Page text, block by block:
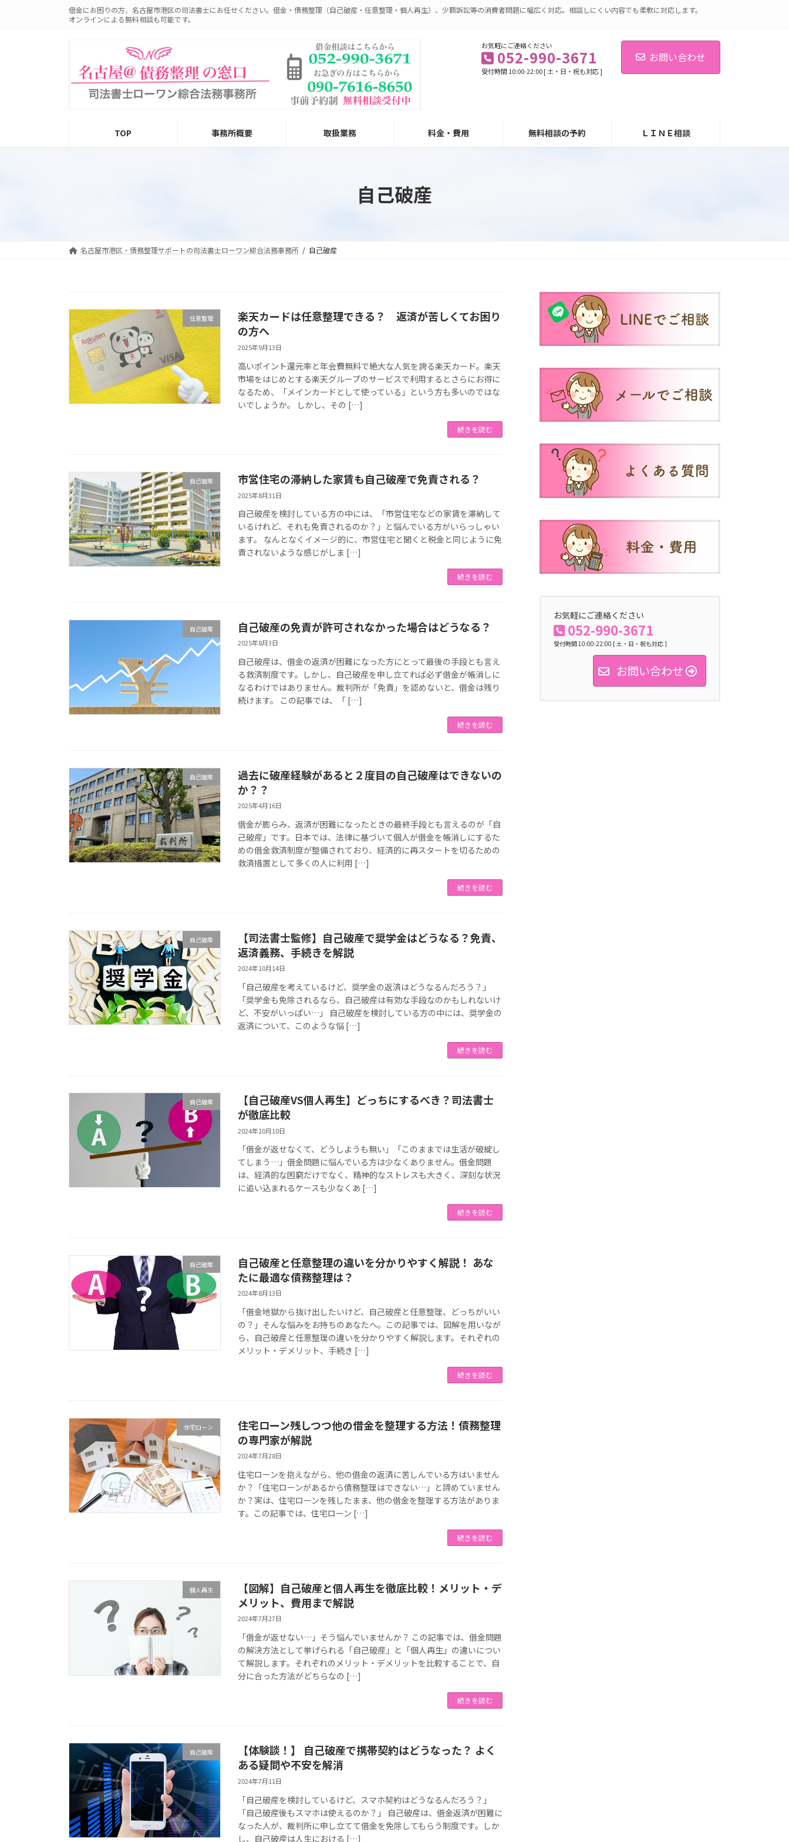
借金にお困りの方、名古屋市港区の司法書士にお任せください。借金・債務整理（自己破産・任意整理・個人再生）、少額訴訟等の消費者問題に幅広く対応。相談しにくい内容でも柔軟に対応します。
オンラインによる無料相談も可能です。
お気軽にご連絡ください
052-990-3671
受付時間 10:00-22:00 [ 土・日・祝も対応 ]
お問い合わせ
TOP 事務所概要 取扱業務 料金・費用 無料相談の予約 ＬＩＮＥ相談
自己破産
名古屋市港区・債務整理サポートの司法書士ローワン綜合法務事務所 自己破産
任意整理
楽天カードは任意整理できる？ 返済が苦しくてお困り
の方へ
2025年9月13日
高いポイント還元率と年会費無料で絶大な人気を誇る楽天カード。楽天
市場をはじめとする楽天グループのサービスで利用するとさらにお得に
なるため、「メインカードとして使っている」という方も多いのではな
いでしょうか。 しかし、その […]
続きを読む
自己破産 市営住宅の滞納した家賃も自己破産で免責される？
2025年8月31日
自己破産を検討している方の中には、「市営住宅などの家賃を滞納して
いるけれど、それも免責されるのか？」と悩んでいる方がいらっしゃい
ます。 なんとなくイメージ的に、市営住宅と聞くと税金と同じように免
責されないような感じがしま […]
続きを読む
自己破産 自己破産の免責が許可されなかった場合はどうなる？
2025年8月3日
自己破産は、借金の返済が困難になった方にとって最後の手段とも言え
る救済制度です。しかし、自己破産を申し立てれば必ず借金が帳消しに
なるわけではありません。裁判所が「免責」を認めないと、借金は残り
続けます。 この記事では、「 […]
続きを読む
自己破産
過去に破産経験があると２度目の自己破産はできないの
か？？
2025年4月16日
借金が膨らみ、返済が困難になったときの最終手段とも言えるのが「自
己破産」です。日本では、法律に基づいて個人が借金を帳消しにするた
めの借金救済制度が整備されており、経済的に再スタートを切るための
救済措置として多くの人に利用 […]
続きを読む
自己破産
【司法書士監修】自己破産で奨学金はどうなる？免責、
返済義務、手続きを解説
2024年10月14日
「自己破産を考えているけど、奨学金の返済はどうなるんだろう？」
「奨学金も免除されるなら、自己破産は有効な手段なのかもしれないけ
ど、不安がいっぱい…」 自己破産を検討している方の中には、奨学金の
返済について、このような悩 […]
続きを読む
自己破産
【自己破産VS個人再生】どっちにするべき？司法書士
が徹底比較
2024年10月10日
「借金が返せなくて、どうしようも無い」「このままでは生活が破綻し
てしまう…」借金問題に悩んでいる方は少なくありません。借金問題
は、経済的な困窮だけでなく、精神的なストレスも大きく、深刻な状況
に追い込まれるケースも少なくあ […]
続きを読む
自己破産
自己破産と任意整理の違いを分かりやすく解説！ あな
たに最適な債務整理は？
2024年8月13日
「借金地獄から抜け出したいけど、自己破産と任意整理、どっちがいい
の？」そんな悩みをお持ちのあなたへ。この記事では、図解を用いなが
ら、自己破産と任意整理の違いを分かりやすく解説します。それぞれの
メリット・デメリット、手続き […]
続きを読む
住宅ローン
住宅ローン残しつつ他の借金を整理する方法！債務整理
の専門家が解説
2024年7月28日
住宅ローンを抱えながら、他の借金の返済に苦しんでいる方はいません
か？「住宅ローンがあるから債務整理はできない…」と諦めていません
か？実は、住宅ローンを残したまま、他の借金を整理する方法がありま
す。この記事では、住宅ローン […]
続きを読む
個人再生
【図解】自己破産と個人再生を徹底比較！メリット・デ
メリット、費用まで解説
2024年7月27日
「借金が返せない…」そう悩んでいませんか？ この記事では、借金問題
の解決方法として挙げられる「自己破産」と「個人再生」の違いについ
て解説します。それぞれのメリット・デメリットを比較することで、自
分に合った方法がどちらなの […]
続きを読む
自己破産
【体験談！】 自己破産で携帯契約はどうなった？ よく
ある疑問や不安を解消
2024年7月11日
「自己破産を検討しているけど、スマホ契約はどうなるんだろう？」
「自己破産後もスマホは使えるのか？」 自己破産は、借金返済が困難に
なった人が、裁判所に申し立てて借金を免除してもらう制度です。しか
し、自己破産は人生における […]
お気軽にご連絡ください
052-990-3671
受付時間 10:00-22:00 [ 土・日・祝も対応 ]
お問い合わせ